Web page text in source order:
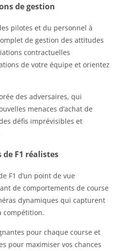
de gestion
pilotes et du personnel à
de gestion des attitudes
contractuelles
de votre équipe et orientez
des adversaires, qui
menaces d’achat de
défis imprévisibles et
de F1 réalistes
F1 d’un point de vue
de comportements de course
dynamiques qui capturent
compétition.
pour chaque course et
pour maximiser vos chances